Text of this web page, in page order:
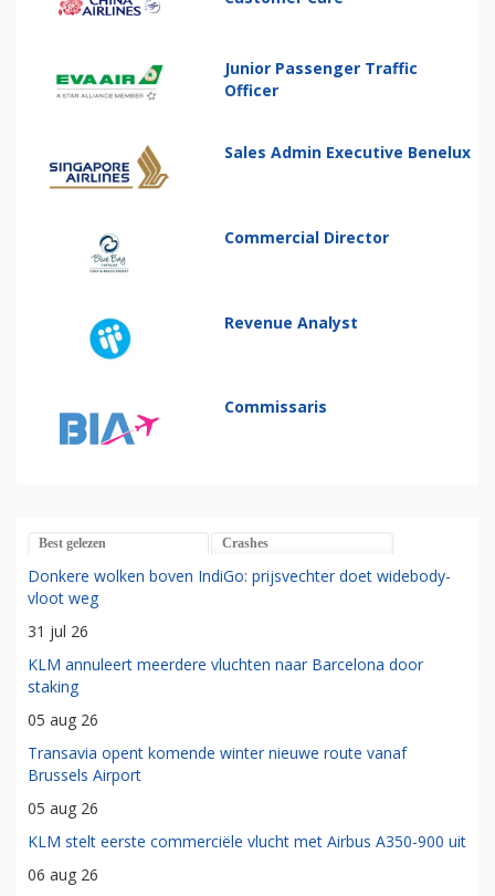
Junior Passenger Traffic
Officer
Sales Admin Executive Benelux
Commercial Director
Revenue Analyst
Commissaris
Best gelezen Crashes
Donkere wolken boven IndiGo: prijsvechter doet widebody-
vloot weg
31 jul 26
KLM annuleert meerdere vluchten naar Barcelona door
staking
05 aug 26
Transavia opent komende winter nieuwe route vanaf
Brussels Airport
05 aug 26
KLM stelt eerste commerciële vlucht met Airbus A350-900 uit
06 aug 26